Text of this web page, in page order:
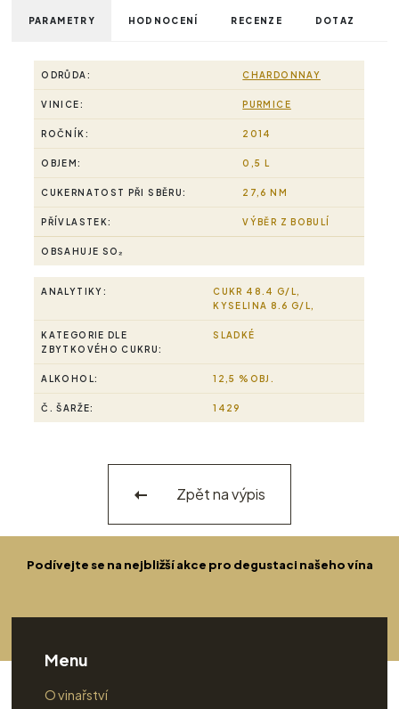
PARAMETRY HODNOCENÍ RECENZE DOTAZ
ODRŮDA: CHARDONNAY
VINICE: PURMICE
ROČNÍK: 2014
OBJEM: 0,5 L
CUKERNATOST PŘI SBĚRU: 27,6 NM
PŘÍVLASTEK: VÝBĚR Z BOBULÍ
OBSAHUJE SO₂
ANALYTIKY:
CUKR 48.4 G/L,
KYSELINA 8.6 G/L,
KATEGORIE DLE
ZBYTKOVÉHO CUKRU:
SLADKÉ
ALKOHOL: 12,5 %OBJ.
Č. ŠARŽE: 1429
Zpět na výpis
Podívejte se na nejbližší akce pro degustaci našeho vína
Menu
O vinařství